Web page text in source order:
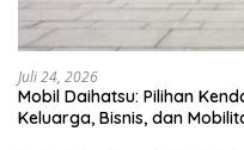
Juli 24, 2026
Mobil Daihatsu: Pilihan
Keluarga, Bisnis, dan